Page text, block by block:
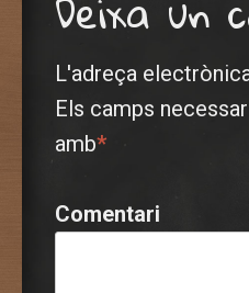
L'adreça
Els camps
amb*
Comentari